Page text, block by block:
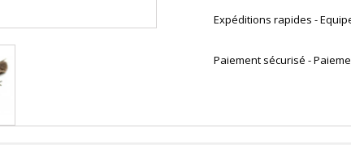
Expéditions rapides -
Paiement sécurisé -